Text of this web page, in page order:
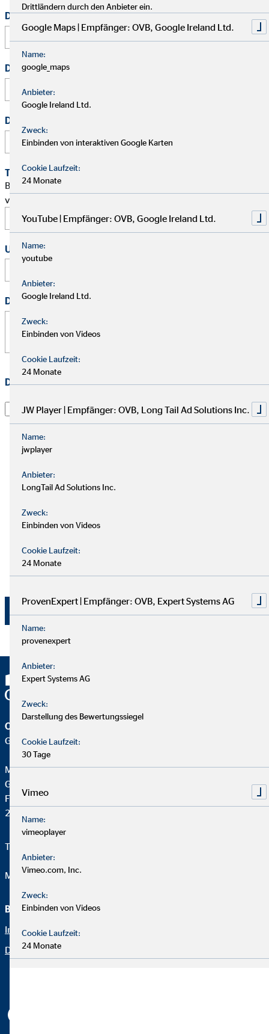
Dein vollständiger Name*
Deine E-Mail Adresse
Deine Telefonnummer
Terminwunsch
Bitte schlage mir einen Termin für ein persönliches Gespräch
vor.
Uhrzeit
Deine Nachricht *
Datenschutz*
Ich habe die Datenschutzerklärunggelesen und willige
darin ein, dass die OVB Vermögensberatung AG die von
mir übermittelten Informationen und Kontaktdaten
dazu verwendet, um mit mir anlässlich meiner Anfrage
und meine Anfrage zu bearbeiten. Dies gilt
insbesondere für die Verwendung der E-Mail-Adresse
Einwilligung kann jederzeit mit Wirkung für die Zukunft
Datenschutzbeauftragten von OVB Vermögensberatung
AG, Wolfgang Koch, Heumarkt 1, 50667 Köln
widerrufen werden.
Jetzt absenden
OVB Vermögensberatung AG
Geschäftsstelle | Seevetal
Monika Bendzko
Generalagentin für die OVB
Fachenfelder Weg 59
21220 Seevetal
Telefon:
Mail: mbendzko@ovb.de
Beraterseite
Impressum
Datenschutz
Drittländern durch den Anbieter ein.
Google Maps | Empfänger: OVB, Google Ireland Ltd.
Name:
google_maps
Anbieter:
Google Ireland Ltd.
Zweck:
Einbinden von interaktiven Google Karten
Cookie Laufzeit:
24 Monate
YouTube | Empfänger: OVB, Google Ireland Ltd.
Name:
youtube
Anbieter:
Google Ireland Ltd.
Zweck:
Einbinden von Videos
Cookie Laufzeit:
24 Monate
JW Player | Empfänger: OVB, Long Tail Ad Solutions Inc.
Name:
jwplayer
Anbieter:
LongTail Ad Solutions Inc.
Zweck:
Einbinden von Videos
Cookie Laufzeit:
24 Monate
ProvenExpert | Empfänger: OVB, Expert Systems AG
Name:
provenexpert
Anbieter:
Expert Systems AG
Zweck:
Darstellung des Bewertungssiegel
Cookie Laufzeit:
30 Tage
Vimeo
Name:
vimeoplayer
Anbieter:
Vimeo.com, Inc.
Zweck:
Einbinden von Videos
Cookie Laufzeit:
24 Monate